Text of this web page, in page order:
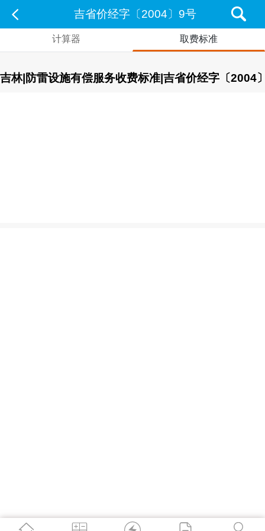
吉省价经字〔2004〕9号
计算器 取费标准
吉林|防雷设施有偿服务收费标准|吉省价经字〔2004